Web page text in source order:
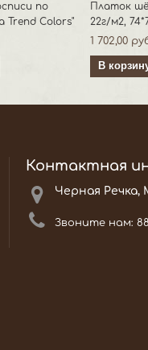
по
Trend Colors"
Платок
22г/м2,
1 702,00
В
Контактная
Черная Речка,
Звоните нам: